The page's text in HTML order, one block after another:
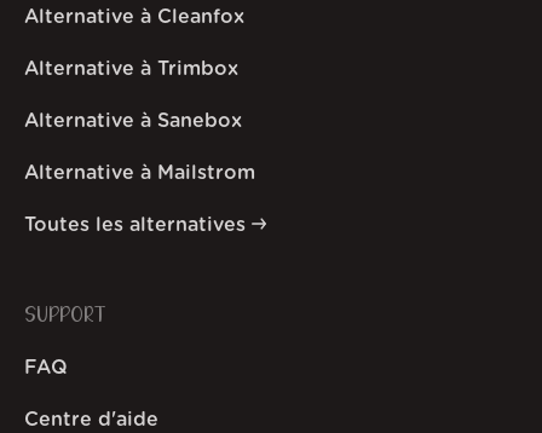
Alternative à Cleanfox
Alternative à Trimbox
Alternative à Sanebox
Alternative à Mailstrom
Toutes les alternatives
SUPPORT
FAQ
Centre d'aide